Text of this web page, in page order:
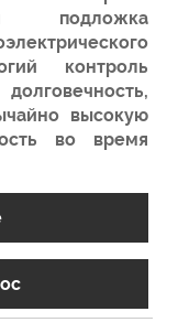
подложка
контроль
высокую
во время